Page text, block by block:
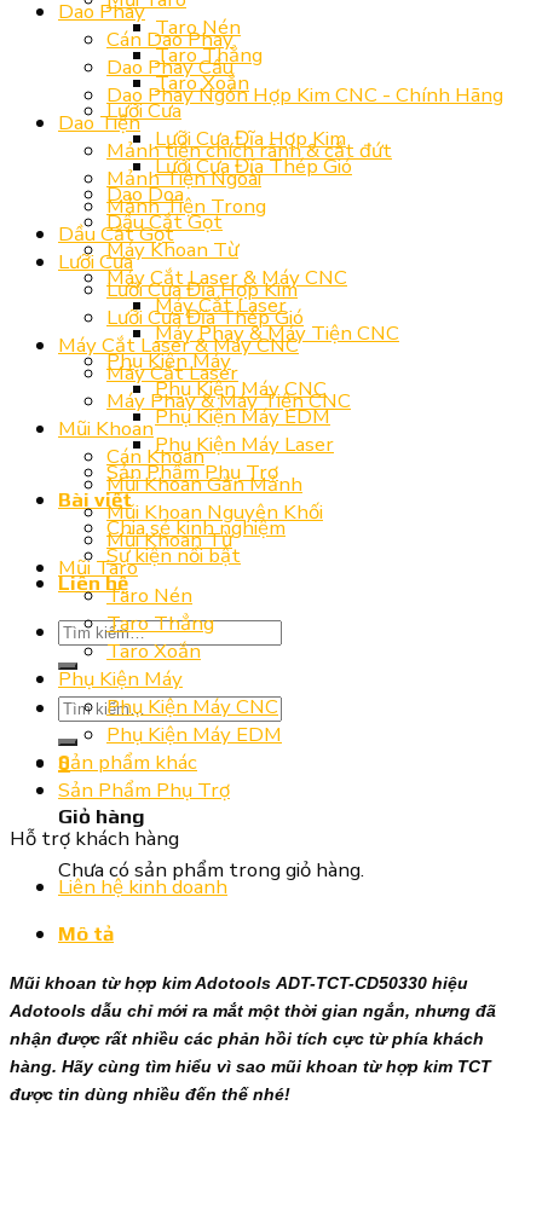
Taro Nén
Taro Thẳng
Taro Xoắn
Lưỡi Cưa
Lưỡi Cưa Đĩa Hợp Kim
Lưỡi Cưa Đĩa Thép Gió
Dao Doa
Dầu Cắt Gọt
Máy Khoan Từ
Máy Cắt Laser & Máy CNC
Máy Cắt Laser
Máy Phay & Máy Tiện CNC
Phụ Kiện Máy
Phụ Kiện Máy CNC
Phụ Kiện Máy EDM
Phụ Kiện Máy Laser
Sản Phẩm Phụ Trợ
Bài viết
Chia sẻ kinh nghiệm
Sự kiện nổi bật
Liên hệ
Tìm
kiếm:
Tìm
kiếm:
0
Giỏ hàng
Chưa có sản phẩm trong giỏ hàng.
Dao Phay
Cán Dao Phay
Dao Phay Cầu
Dao Phay Ngón Hợp Kim CNC - Chính Hãng
Dao Tiện
Mảnh tiện chích rãnh & cắt đứt
Mảnh Tiện Ngoài
Mảnh Tiện Trong
Dầu Cắt Gọt
Lưỡi Cưa
Lưỡi Cưa Đĩa Hợp Kim
Lưỡi Cưa Đĩa Thép Gió
Máy Cắt Laser & Máy CNC
Máy Cắt Laser
Máy Phay & Máy Tiện CNC
Mũi Khoan
Cán Khoan
Mũi Khoan Gắn Mảnh
Mũi Khoan Nguyên Khối
Mũi Khoan Từ
Mũi Taro
Taro Nén
Taro Thẳng
Taro Xoắn
Phụ Kiện Máy
Phụ Kiện Máy CNC
Phụ Kiện Máy EDM
Sản phẩm khác
Sản Phẩm Phụ Trợ
Hỗ trợ khách hàng
Liên hệ kinh doanh
Mô tả
Mũi khoan từ hợp kim Adotools ADT-TCT-CD50330 hiệu
Adotools dẫu chỉ mới ra mắt một thời gian ngắn, nhưng đã
nhận được rất nhiều các phản hồi tích cực từ phía khách
hàng. Hãy cùng tìm hiểu vì sao mũi khoan từ hợp kim TCT
được tin dùng nhiều đến thế nhé!